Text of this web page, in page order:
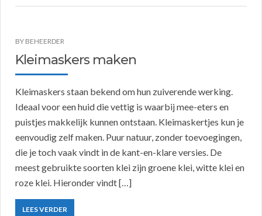
BY BEHEERDER
Kleimaskers maken
Kleimaskers staan bekend om hun zuiverende werking.
Ideaal voor een huid die vettig is waarbij mee-eters en
puistjes makkelijk kunnen ontstaan. Kleimaskertjes kun je
eenvoudig zelf maken. Puur natuur, zonder toevoegingen,
die je toch vaak vindt in de kant-en-klare versies. De
meest gebruikte soorten klei zijn groene klei, witte klei en
roze klei. Hieronder vindt […]
LEES VERDER